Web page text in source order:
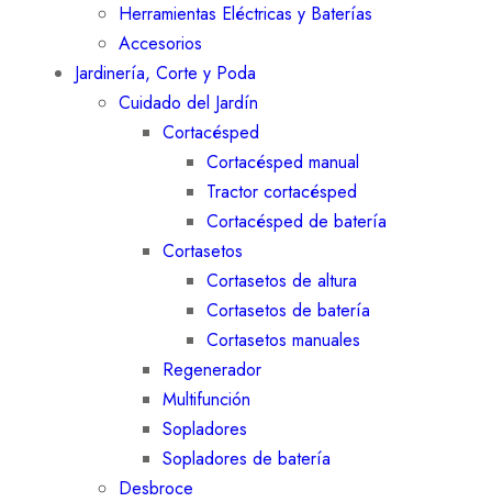
Herramientas Eléctricas y Baterías
Accesorios
Jardinería, Corte y Poda
Cuidado del Jardín
Cortacésped
Cortacésped manual
Tractor cortacésped
Cortacésped de batería
Cortasetos
Cortasetos de altura
Cortasetos de batería
Cortasetos manuales
Regenerador
Multifunción
Sopladores
Sopladores de batería
Desbroce